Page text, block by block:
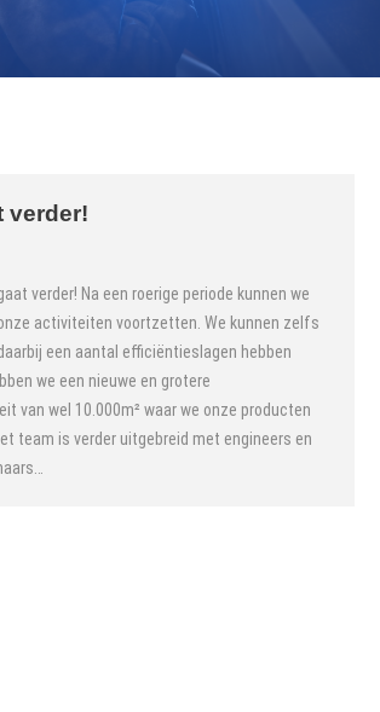
verder!
verder! Na een roerige periode kunnen we
activiteiten voortzetten. We kunnen zelfs
een aantal efficiëntieslagen hebben
we een nieuwe en grotere
van wel 10.000m² waar we onze producten
team is verder uitgebreid met engineers en